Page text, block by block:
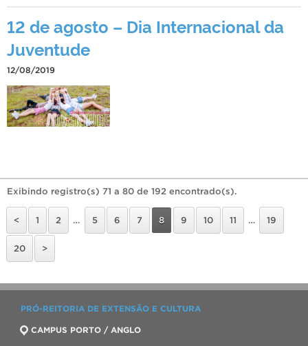
12 de agosto – Dia Internacional da
Juventude
12/08/2019
Exibindo registro(s) 71 a 80 de 192 encontrado(s).
< 1 2 … 5 6 7 8 9 10 11 … 19
20 >
PRÓ-REITORIA DE EXTENSÃO E CULTURA
CAMPUS PORTO / ANGLO